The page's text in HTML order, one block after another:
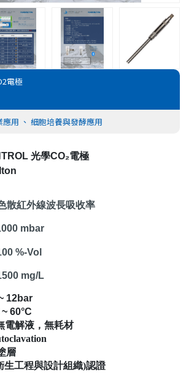
電極
應用 、 細胞培養與發酵應用
光學CO₂電極
散紅外線波長吸收率
mbar
%-Vol
mg/L
12bar
~ 60°C
電解液，無耗材
層
工程與設計組織)認證